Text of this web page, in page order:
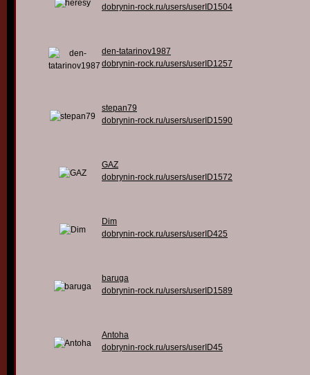
dobrynin-rock.ru/users/userID1504
den-tatarinov1987
dobrynin-rock.ru/users/userID1257
stepan79
dobrynin-rock.ru/users/userID1590
GAZ
dobrynin-rock.ru/users/userID1572
Dim
dobrynin-rock.ru/users/userID425
baruga
dobrynin-rock.ru/users/userID1589
Antoha
dobrynin-rock.ru/users/userID45